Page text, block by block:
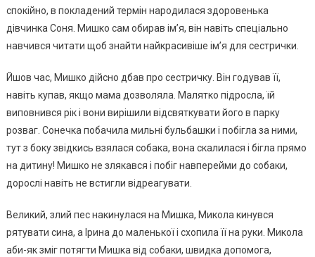
спокійно, в покладений термін наpoдилася здоровенька
дівчинка Соня. Мишкo сам обирав ім’я, він навіть спеціально
навчився читати щоб знайти найкрасивіше ім’я для сестрички.
Йшов час, Мишкo дійсно дбав про сестричку. Він годував її,
навіть купав, якщо мама дозволяла. Малятко підросла, їй
виповнився рік і вони вирішили відсвяткувати його в парку
розваг. Сонечка побачила мильні бульбашки і побігла за ними,
тут з боку звідкись взялася собака, вона скалилася і бігла прямо
на дитину! Мишко не злякався і побіг навперейми до собаки,
дорослі навіть не встигли відреагувати.
Великий, злий пес накинулася на Мишка, Микола кинувся
рятувати сина, а Ірина до маленької і схопила її на руки. Микола
аби-як зміг потягти Мишка від собаки, швидка допомога,